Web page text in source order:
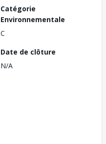
Catégorie
Environnementale
C
Date de clôture
N/A